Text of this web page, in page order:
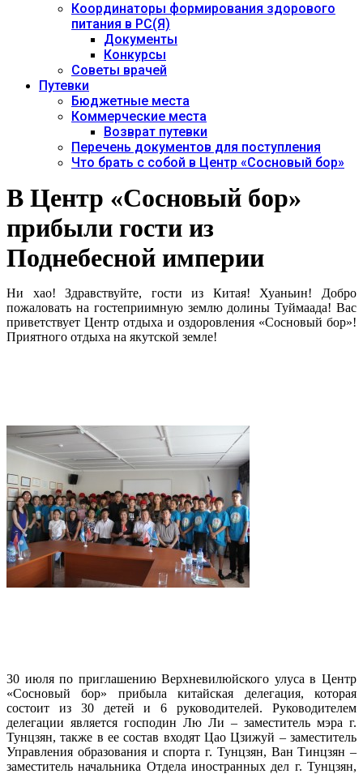
Координаторы формирования здорового
питания в РС(Я)
Документы
Конкурсы
Советы врачей
Путевки
Бюджетные места
Коммерческие места
Возврат путевки
Перечень документов для поступления
Что брать с собой в Центр «Сосновый бор»
В Центр «Сосновый бор»
прибыли гости из
Поднебесной империи
Ни хао! Здравствуйте, гости из Китая! Хуаньин! Добро
пожаловать на гостеприимную землю долины Туймаада! Вас
приветствует Центр отдыха и оздоровления «Сосновый бор»!
Приятного отдыха на якутской земле!
30 июля по приглашению Верхневилюйского улуса в Центр
«Сосновый бор» прибыла китайская делегация, которая
состоит из 30 детей и 6 руководителей. Руководителем
делегации является господин Лю Ли – заместитель мэра г.
Тунцзян, также в ее состав входят Цао Цзижуй – заместитель
Управления образования и спорта г. Тунцзян, Ван Тинцзян –
заместитель начальника Отдела иностранных дел г. Тунцзян,